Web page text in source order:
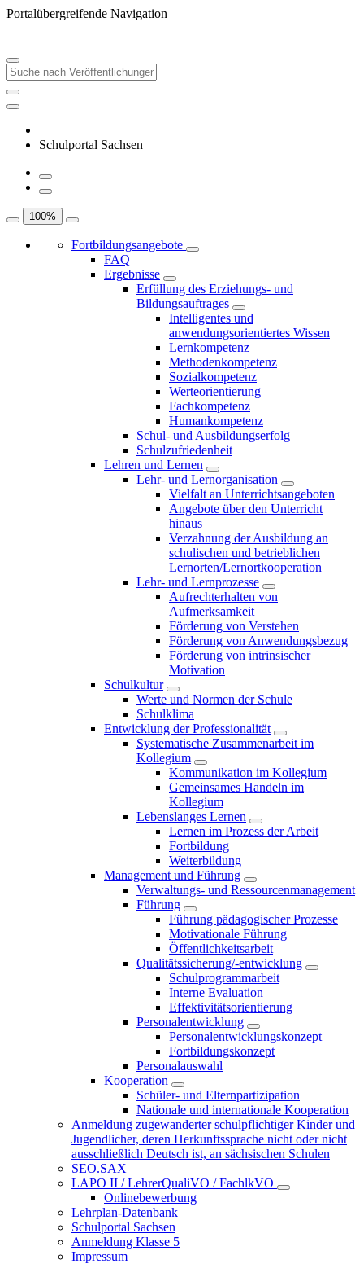
Portalübergreifende Navigation
Schulportal Sachsen
100%
Fortbildungsangebote
FAQ
Ergebnisse
Erfüllung des Erziehungs- und
Bildungsauftrages
Intelligentes und
anwendungsorientiertes Wissen
Lernkompetenz
Methodenkompetenz
Sozialkompetenz
Werteorientierung
Fachkompetenz
Humankompetenz
Schul- und Ausbildungserfolg
Schulzufriedenheit
Lehren und Lernen
Lehr- und Lernorganisation
Vielfalt an Unterrichtsangeboten
Angebote über den Unterricht
hinaus
Verzahnung der Ausbildung an
schulischen und betrieblichen
Lernorten/Lernortkooperation
Lehr- und Lernprozesse
Aufrechterhalten von
Aufmerksamkeit
Förderung von Verstehen
Förderung von Anwendungsbezug
Förderung von intrinsischer
Motivation
Schulkultur
Werte und Normen der Schule
Schulklima
Entwicklung der Professionalität
Systematische Zusammenarbeit im
Kollegium
Kommunikation im Kollegium
Gemeinsames Handeln im
Kollegium
Lebenslanges Lernen
Lernen im Prozess der Arbeit
Fortbildung
Weiterbildung
Management und Führung
Verwaltungs- und Ressourcenmanagement
Führung
Führung pädagogischer Prozesse
Motivationale Führung
Öffentlichkeitsarbeit
Qualitätssicherung/-entwicklung
Schulprogrammarbeit
Interne Evaluation
Effektivitätsorientierung
Personalentwicklung
Personalentwicklungskonzept
Fortbildungskonzept
Personalauswahl
Kooperation
Schüler- und Elternpartizipation
Nationale und internationale Kooperation
Anmeldung zugewanderter schulpflichtiger Kinder und
Jugendlicher, deren Herkunftssprache nicht oder nicht
ausschließlich Deutsch ist, an sächsischen Schulen
SEO.SAX
LAPO II / LehrerQualiVO / FachlkVO
Onlinebewerbung
Lehrplan-Datenbank
Schulportal Sachsen
Anmeldung Klasse 5
Impressum